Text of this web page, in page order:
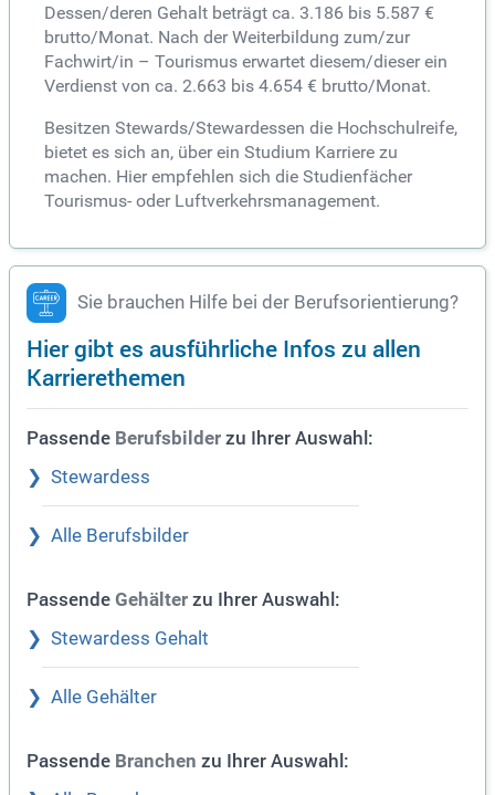
Dessen/deren Gehalt beträgt ca. 3.186 bis 5.587 €
brutto/Monat. Nach der Weiterbildung zum/zur
Fachwirt/in – Tourismus erwartet diesem/dieser ein
Verdienst von ca. 2.663 bis 4.654 € brutto/Monat.
Besitzen Stewards/Stewardessen die Hochschulreife,
bietet es sich an, über ein Studium Karriere zu
machen. Hier empfehlen sich die Studienfächer
Tourismus- oder Luftverkehrsmanagement.
Sie brauchen Hilfe bei der Berufsorientierung?
Hier gibt es ausführliche Infos zu allen
Karrierethemen
Passende Berufsbilder zu Ihrer Auswahl:
Stewardess
Alle Berufsbilder
Passende Gehälter zu Ihrer Auswahl:
Stewardess Gehalt
Alle Gehälter
Passende Branchen zu Ihrer Auswahl: